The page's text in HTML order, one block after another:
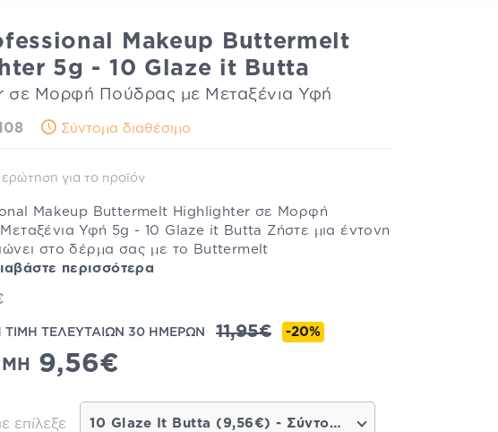
Makeup Buttermelt
5g - 10 Glaze it Butta
σε Μορφή Πούδρας με Μεταξένια Υφή
Σύντομα διαθέσιμο
για το προϊόν
Makeup Buttermelt Highlighter σε Μορφή
Υφή 5g - 10 Glaze it Butta Ζήστε μια έντονη
στο δέρμα σας με το Buttermelt
περισσότερα
ΤΕΛΕΥΤΑΙΩΝ 30 ΗΜΕΡΩΝ 11,95€ -20%
9,56€
επίλεξε 10 Glaze It Butta (9,56€) - Σύντομα διαθέσιμο